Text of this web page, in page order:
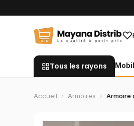
♡
Tous les rayons
Accueil › Armoires › Armoire